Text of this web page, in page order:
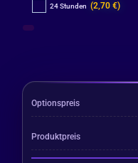
24 Stunden (2,70 €)
Optionspreis
Produktpreis